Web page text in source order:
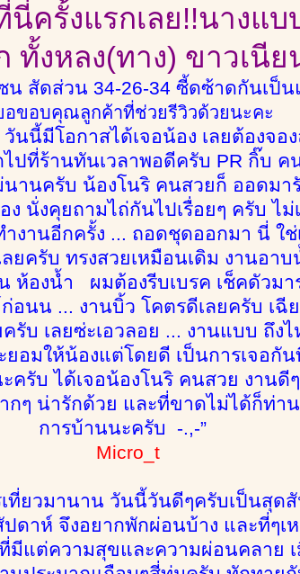
ครั้งแรกเลย!!นางแบ
ทั้งหลง(ทาง) ขาวเนี
น สัดส่วน 34-26-34 ซี้ดซ้าดกันเป็น
อขอบคุณลูกค้าที่ช่วยรีวิวด้วยนะคะ
นนี้มีโอกาสได้เจอน้อง เลยต้องจ
ไปที่ร้านทันเวลาพอดีครับ PR กิ๊บ
นานครับ น้องโนริ คนสวยก็ ออดม
นั่งคุยถามไถ่กันไปเรื่อยๆ ครับ ไ
งานอีกครั้ง ... ถอดชุดออกมา นี่ ใ
ยครับ ทรงสวยเหมือนเดิม งานอา
ห้องน้ำ ผมต้องรีบเบรค เช็คดัวมา
อนน ... งานบิ้ว โคตรดีเลยครับ เฉี
รับ เลยซ่ะเอวลอย ... งานแบบ ถึง
อมให้น้องแต่โดยดี เป็นการเจอกั
ครับ ได้เจอน้องโนริ คนสวย งาน
ๆ น่ารักด้วย และที่ขาดไม่ได้ก็ท่า
การบ้านนะครับ -.,-”
Micro_t
ที่ยวมานาน วันนี้วันดีๆครับเป็นสุด
ปดาห์ จึงอยากพักผ่อนบ้าง และที่ๆ
มีแต่ความสุขและความผ่อนคลาย